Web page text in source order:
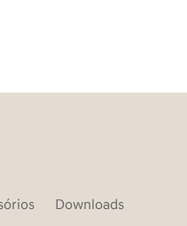
Downloads